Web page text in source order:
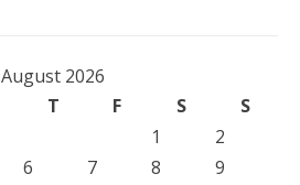
August 2026
T F S
S
1
2
6 7 8
9